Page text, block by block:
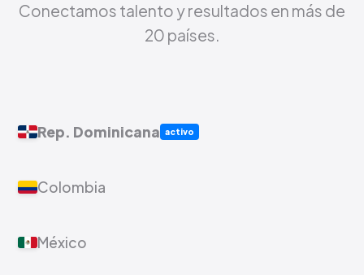
Conectamos talento y resultados en más de
20 países.
Rep. Dominicana activo
Colombia
México